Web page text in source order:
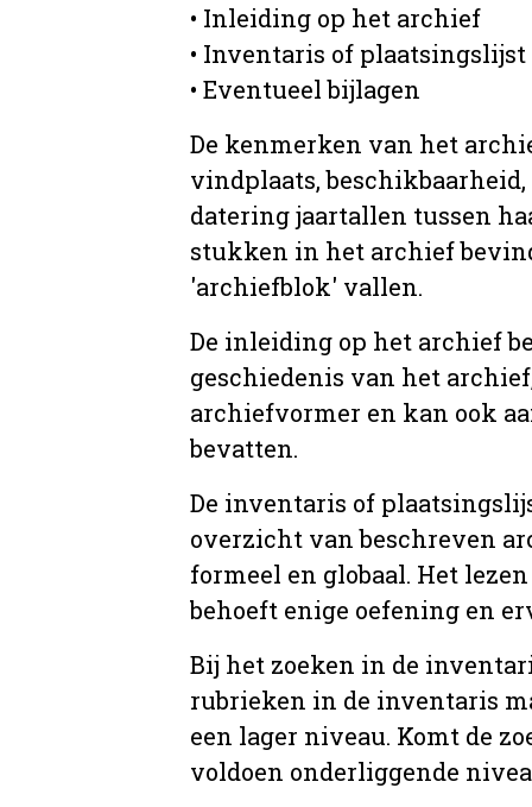
• Inleiding op het archief
• Inventaris of plaatsingslijst
• Eventueel bijlagen
De kenmerken van het
vindplaats,
datering jaartallen tussen
stukken in het archief
'archiefblok' vallen.
De inleiding op het archief
geschiedenis van het
archiefvormer en kan ook
bevatten.
De inventaris of
overzicht van beschreven
formeel en globaal. Het
behoeft enige oefening en
Bij het zoeken in de
rubrieken in de inventaris
een lager niveau. Komt de
voldoen onderliggende